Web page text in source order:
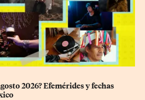
2026? Efemérides y fechas